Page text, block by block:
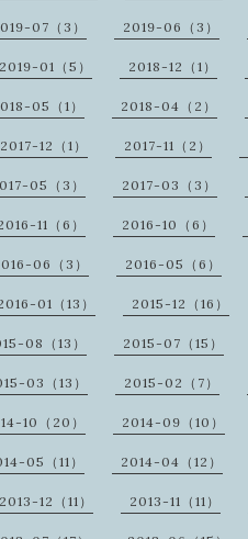
07（3） 2019-06（3）
2019-01（5） 2018-12（1）
05（1） 2018-04（2）
2017-12（1） 2017-11（2）
05（3） 2017-03（3）
11（6） 2016-10（6）
06（3） 2016-05（6）
01（13） 2015-12（16）
08（13） 2015-07（15）
03（13） 2015-02（7）
10（20） 2014-09（10）
05（11） 2014-04（12）
2013-12（11） 2013-11（11）